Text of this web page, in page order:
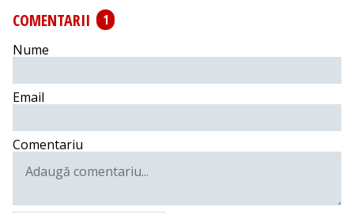
COMENTARII
1
Nume
Email
Comentariu